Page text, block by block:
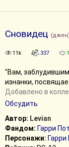
Сновидец (джен)
11k 337
"Вам,
изнанки,
Добавлено в
Обсудить
Автор: Levian
Фандом: Гарри
Персонажи: Гарри